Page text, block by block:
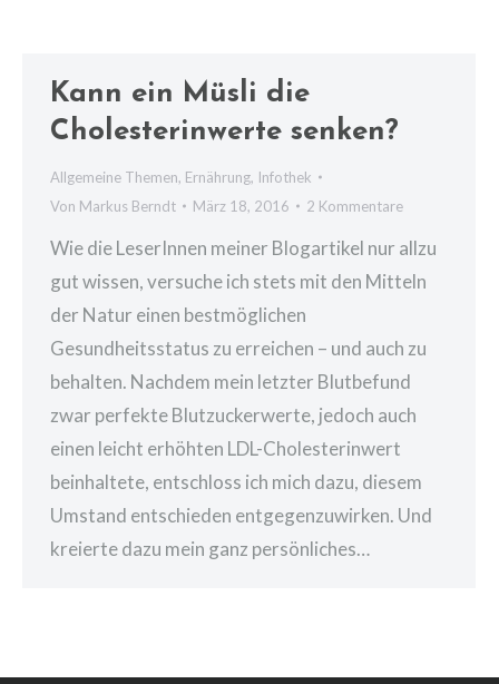
Kann ein Müsli die
Cholesterinwerte senken?
Allgemeine Themen, Ernährung, Infothek
Von Markus Berndt März 18, 2016 2 Kommentare
Wie die LeserInnen meiner Blogartikel nur allzu
gut wissen, versuche ich stets mit den Mitteln
der Natur einen bestmöglichen
Gesundheitsstatus zu erreichen – und auch zu
behalten. Nachdem mein letzter Blutbefund
zwar perfekte Blutzuckerwerte, jedoch auch
einen leicht erhöhten LDL-Cholesterinwert
beinhaltete, entschloss ich mich dazu, diesem
Umstand entschieden entgegenzuwirken. Und
kreierte dazu mein ganz persönliches…